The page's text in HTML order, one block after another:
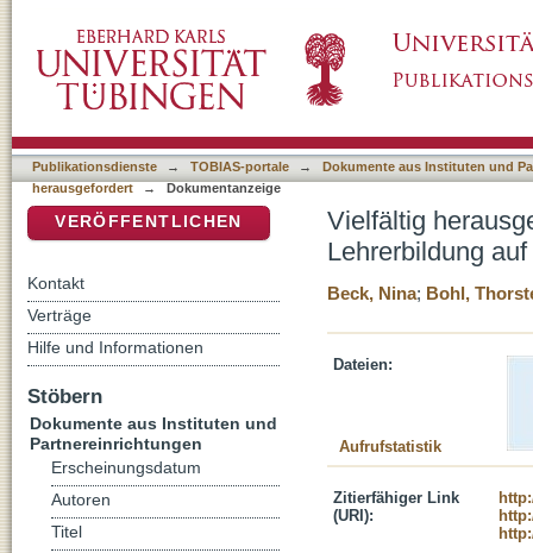
Prüfstand
Publikationsdienste → TOBIAS-portale →
Dokumente aus Instituten und
herausgefordert
→ Dokumentanzeige
Vielfältig
Lehrerbildung
Beck, Nina; Bohl,
Dateien:
Aufrufstatistik
Zitierfähiger Link
(URI):
VERÖFFENTLICHEN
Kontakt
Verträge
Hilfe und Informationen
Stöbern
Dokumente aus Instituten und
Partnereinrichtungen
Erscheinungsdatum
Autoren
Titel